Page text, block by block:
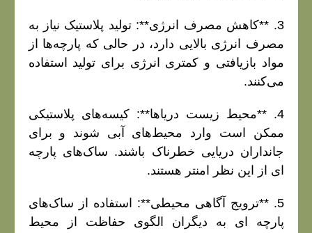
3. **کاهش مصرف انرژی**: تولید پلاستیک نیاز به
مصرف انرژی بالایی دارد، در حالی که پارچه‌ها از
مواد بازیافتی و کمتری انرژی برای تولید استفاده
می‌کنند.
4. **محیط زیست دریاها**: کیسه‌های پلاستیکی
ممکن است وارد محیط‌های آبی شوند و برای
جانداران دریایی خطرناک باشند. ساک‌های پارچه‌
ای از این نظر امنتر هستند.
5. **ترویج آگاهی محیطی**: استفاده از ساک‌های
پارچه‌ ای به دیگران الگوی حفاظت از محیط